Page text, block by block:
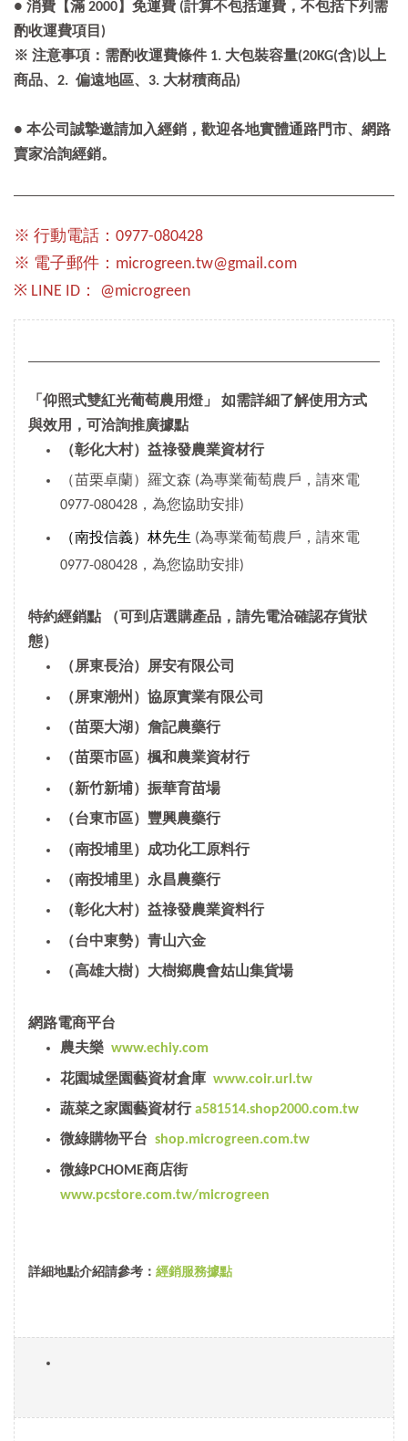
● 消費【滿 2000】免運費 (計算不包括運費，不包括下列需
酌收運費項目)
※ 注意事項：需酌收運費條件 1. 大包裝容量(20KG(含)以上
商品、2. 偏遠地區、3. 大材積商品)
● 本公司誠摯邀請加入經銷，歡迎各地實體通路門市、網路
賣家洽詢經銷。
※ 行動電話：0977-080428
※ 電子郵件：microgreen.tw@gmail.com
※ LINE ID： @microgreen
「仰照式雙紅光葡萄農用燈」 如需詳細了解使用方式
與效用，可洽詢推廣據點
（彰化大村）益祿發農業資材行
（苗栗卓蘭）羅文森 (為專業葡萄農戶，請來電
0977-080428，為您協助安排)
（南投信義）林先生 (為專業葡萄農戶，請來電
0977-080428，為您協助安排)
特約經銷點
（可到店選購產品，請先電洽確認存貨狀
態）
（屏東長治）屏安有限公司
（屏東潮州）協原實業有限公司
（苗栗大湖）詹記農藥行
（苗栗市區）楓和農業資材行
（新竹新埔）振華育苗場
（台東市區）豐興農藥行
（南投埔里）成功化工原料行
（南投埔里）永昌農藥行
（彰化大村）益祿發農業資料行
（台中東勢）青山六金
（高雄大樹）大樹鄉農會姑山集貨場
網路電商平台
農夫樂 www.echiy.com
花園城堡園藝資材倉庫 www.coir.url.tw
蔬菜之家園藝資材行a581514.shop2000.com.tw
微綠購物平台 shop.microgreen.com.tw
微綠PCHOME商店街
www.pcstore.com.tw/microgreen
詳細地點介紹請參考： 經銷服務據點